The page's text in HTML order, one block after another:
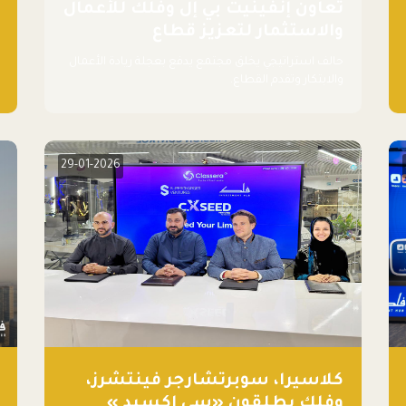
29-01-2026
كلاسيرا، سوبرتشارجر فينتشرز،